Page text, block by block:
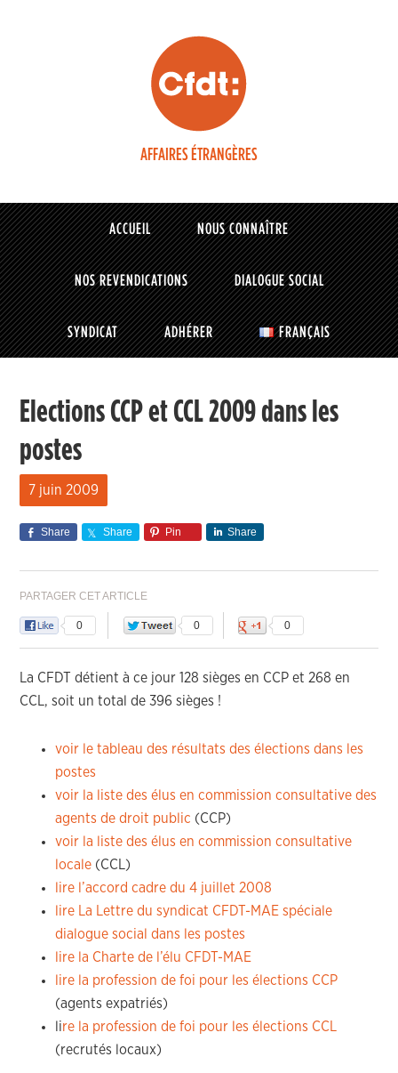
AFFAIRES ÉTRANGÈRES
ACCUEIL NOUS CONNAÎTRE
NOS REVENDICATIONS DIALOGUE SOCIAL
SYNDICAT ADHÉRER FRANÇAIS
Elections CCP et CCL 2009 dans les
postes
7 juin 2009
Share Share Pin Share
PARTAGER CET ARTICLE
0 0 0
La CFDT détient à ce jour 128 sièges en CCP et 268 en
CCL, soit un total de 396 sièges !
voir le tableau des résultats des élections dans les
postes
voir la liste des élus en commission consultative des
agents de droit public (CCP)
voir la liste des élus en commission consultative
locale (CCL)
lire l’accord cadre du 4 juillet 2008
lire La Lettre du syndicat CFDT-MAE spéciale
dialogue social dans les postes
lire la Charte de l’élu CFDT-MAE
lire la profession de foi pour les élections CCP
(agents expatriés)
lire la profession de foi pour les élections CCL
(recrutés locaux)